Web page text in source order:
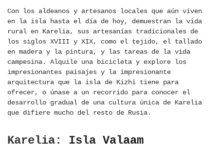
Con los aldeanos y artesanos locales que aún viven
en la isla hasta el día de hoy, demuestran la vida
rural en Karelia, sus artesanías tradicionales de
los siglos XVIII y XIX, como el tejido, el tallado
en madera y la pintura, y las tareas de la vida
campesina. Alquile una bicicleta y explore los
impresionantes paisajes y la impresionante
arquitectura que la isla de Kizhi tiene para
ofrecer, o únase a un recorrido para conocer el
desarrollo gradual de una cultura única de Karelia
que difiere mucho del resto de Rusia.
Karelia: Isla Valaam